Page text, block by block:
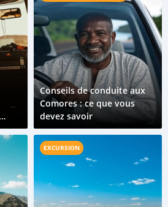
Conseils de conduite aux
Comores : ce que vous
devez savoir
EXCURSION